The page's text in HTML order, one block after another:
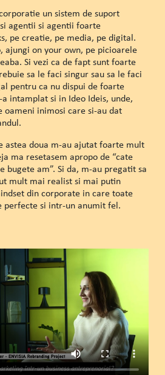
un sistem de suport
agentii si agentii foarte
pe creatie, pe media, pe digital.
ajungi on your own, pe picioarele
Si vezi ca de fapt sunt foarte
sa le faci singur sau sa le faci
pentru ca nu dispui de foarte
intamplat si in Ideo Ideis, unde,
oameni inimosi care si-au dat
astea doua m-au ajutat foarte mult
ma resetasem apropo de “cate
bugete am”. Si da, m-au pregatit sa
mult mai realist si mai putin
din corporate in care toate
perfecte si intr-un anumit fel.